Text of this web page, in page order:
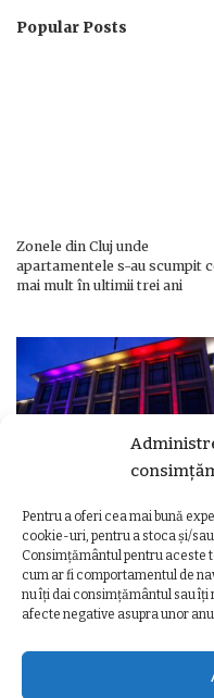
Pentru a oferi cea mai bună
cookie-uri, pentru a stoca și/
Consimțământul pentru aceste
cum ar fi comportamentul de
nu îți dai consimțământul sau
afecte negative asupra unor
Popular Posts
Zonele din Cluj unde
apartamentele s-au scumpit
mai mult în ultimii trei ani
Ziua Unirii Principatelor
– Clădiri și poduri din Cluj,
iluminate în culorile